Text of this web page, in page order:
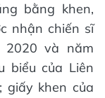
bằng khen,
nhận chiến sĩ
2020 và năm
biểu của Liên
giấy khen của